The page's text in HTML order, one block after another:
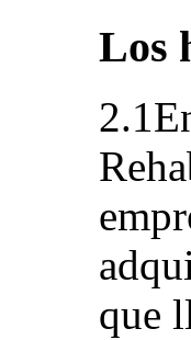
Los
que